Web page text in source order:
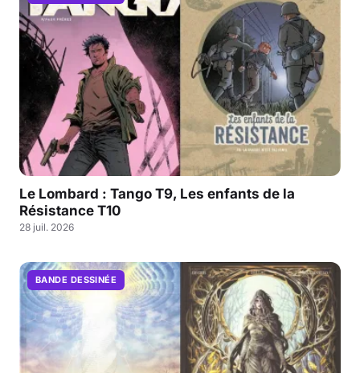
Le Lombard : Tango T9, Les enfants de la
Résistance T10
28 juil. 2026
BANDE DESSINÉE